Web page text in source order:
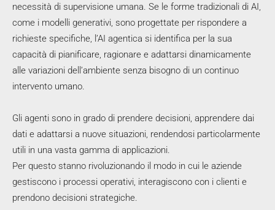
necessità di supervisione umana. Se le forme tradizionali di AI,
come i modelli generativi, sono progettate per rispondere a
richieste specifiche, l’AI agentica si identifica per la sua
capacità di pianificare, ragionare e adattarsi dinamicamente
alle variazioni dell’ambiente senza bisogno di un continuo
intervento umano.
Gli agenti sono in grado di prendere decisioni, apprendere dai
dati e adattarsi a nuove situazioni, rendendosi particolarmente
utili in una vasta gamma di applicazioni.
Per questo stanno rivoluzionando il modo in cui le aziende
gestiscono i processi operativi, interagiscono con i clienti e
prendono decisioni strategiche.